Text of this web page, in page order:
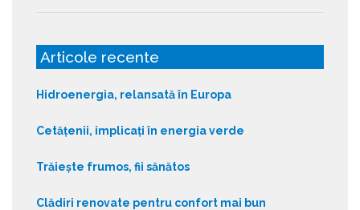
Articole recente
Hidroenergia, relansată în Europa
Cetățenii, implicați în energia verde
Trăiește frumos, fii sănătos
Clădiri renovate pentru confort mai bun